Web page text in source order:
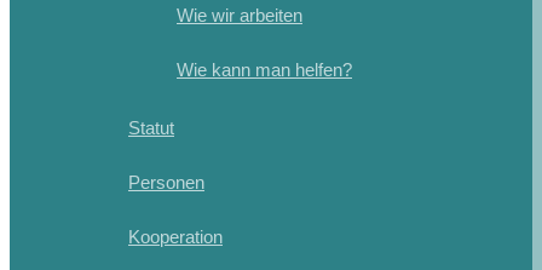
Wie wir arbeiten
Wie kann man helfen?
Statut
Personen
Kooperation